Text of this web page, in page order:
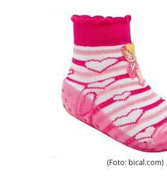
(Foto: bical.com)